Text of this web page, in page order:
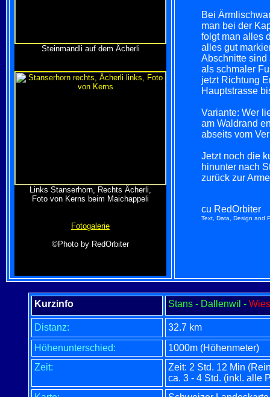
Steinmandli auf dem Ächerli
Links Stanserhorn, Rechts Ächerli,
Foto von Kerns beim Maichappeli
Fotogalerie
©Photo by RedOrbiter
Bei
man bei der
folgt man alles
alles gut
Abschnitte sind
als schmaler
jetzt Richtung
Hauptstrasse
Variante: Wer
am Waldrand
abseits vom
Jetzt noch die
hinunter nach
zurück zur
cu RedOrbiter
Text, Data, Design and
Kurzinfo Stans - Dallenwil -
Distanz:
32.7 km
Höhenunterschied:
1000m (Höhenmeter)
Zeit:
Zeit: 2 Std. 12 Min
ca. 3 - 4 Std. (inkl. alle